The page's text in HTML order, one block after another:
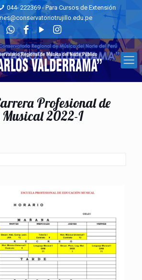
044- 222369 - Para Cursos de Extensión
Profesional de
Musical 2022-I